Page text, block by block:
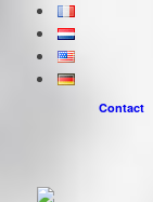
Contact